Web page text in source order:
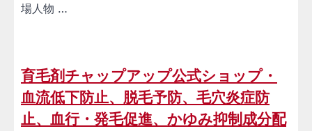
場人物 …
育毛剤チャップアップ公式ショップ・
血流低下防止、脱毛予防、毛穴炎症防
止、血行・発毛促進、かゆみ抑制成分配